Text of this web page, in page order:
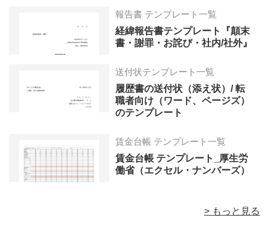
報告書 テンプレート一覧
経緯報告書テンプレート『顛末
書・謝罪・お詫び・社内/社外』
送付状テンプレート一覧
履歴書の送付状（添え状）/ 転
職者向け（ワード、ページズ）
のテンプレート
賃金台帳 テンプレート一覧
賃金台帳 テンプレート_厚生労
働省（エクセル・ナンバーズ）
> もっと見る